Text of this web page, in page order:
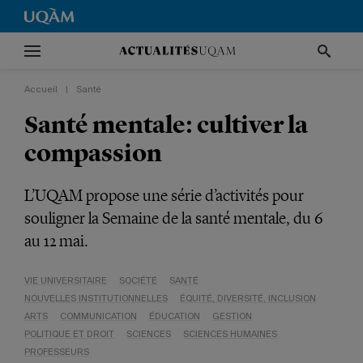
Accueil Santé
Santé mentale: cultiver la
compassion
L’UQAM propose une série d’activités pour
souligner la Semaine de la santé mentale, du 6
au 12 mai.
VIE UNIVERSITAIRE SOCIÉTÉ
SANTÉ
NOUVELLES INSTITUTIONNELLES
ÉQUITÉ, DIVERSITÉ, INCLUSION
ARTS
COMMUNICATION ÉDUCATION
GESTION
POLITIQUE ET DROIT
SCIENCES
SCIENCES HUMAINES
PROFESSEURS